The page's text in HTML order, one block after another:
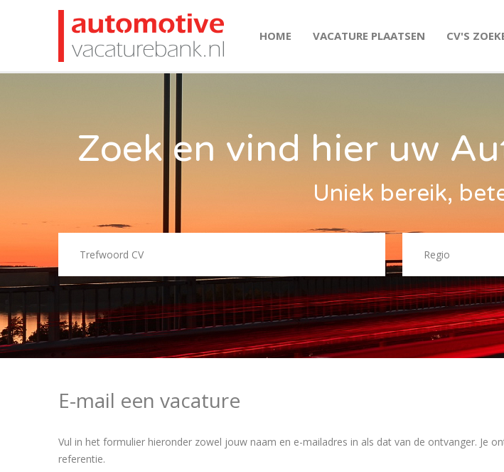
HOME VACATURE PLAATSEN CV'S
Zoek en vind hier uw
Uniek bereik,
E-mail een vacature
Vul in het formulier hieronder zowel jouw naam en e-mailadres in als dat van de ontvanger. Je
referentie.